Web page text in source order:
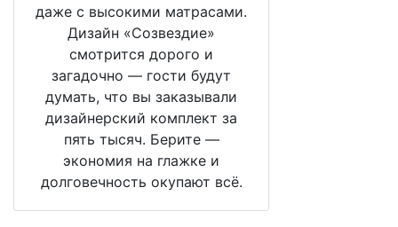
даже с высокими матрасами.
Дизайн «Созвездие»
смотрится дорого и
загадочно — гости будут
думать, что вы заказывали
дизайнерский комплект за
пять тысяч. Берите —
экономия на глажке и
долговечность окупают всё.